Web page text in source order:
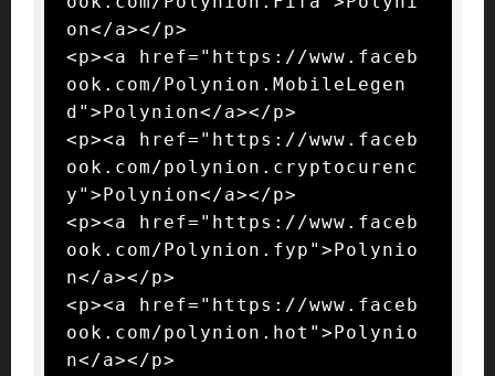
on</a></p>
<p><a href="https://www.faceb
ook.com/Polynion.MobileLegen
d">Polynion</a></p>
<p><a href="https://www.faceb
ook.com/polynion.cryptocurenc
y">Polynion</a></p>
<p><a href="https://www.faceb
ook.com/Polynion.fyp">Polynio
n</a></p>
<p><a href="https://www.faceb
ook.com/polynion.hot">Polynio
n</a></p>